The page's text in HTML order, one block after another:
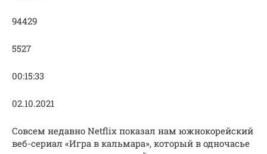
94429
5527
00:15:33
02.10.2021
Совсем недавно Netflix показал нам южнокорейский
веб-сериал «Игра в кальмара», который в одночасье